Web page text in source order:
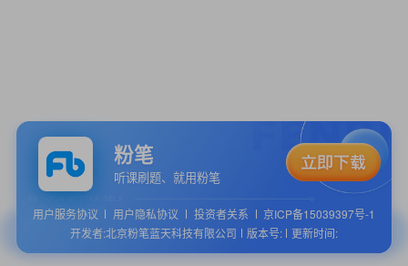
粉笔
听课刷题、就用粉笔
用户服务协议 用户隐私协议 投资者关系
京ICP备15039397号-1
开发者:北京粉笔蓝天科技有限公司
版本号: 更新时间: